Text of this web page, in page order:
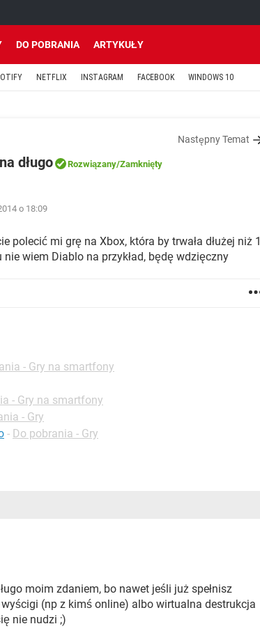
DO POBRANIA ARTYKUŁY
NETFLIX INSTAGRAM FACEBOOK WINDOWS 10
Następny Temat
długo Rozwiązany/Zamknięty
o 18:09
polecić mi grę na Xbox, która by trwała dłużej niż 1
nie wiem Diablo na przykład, będę wdzięczny
- Gry na smartfony
- Gry na smartfony
- Gry
- Do pobrania - Gry
moim zdaniem, bo nawet jeśli już spełnisz
(np z kimś online) albo wirtualna destrukcja
nie nudzi ;)